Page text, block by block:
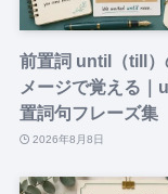
前置詞 until（till）
メージで覚える｜
置詞句フレーズ集
2026年8月8日